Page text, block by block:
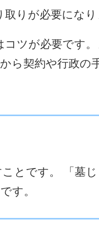
りが必要になり
ツが必要です。
ら契約や行政の
とです。 「墓じ
す。